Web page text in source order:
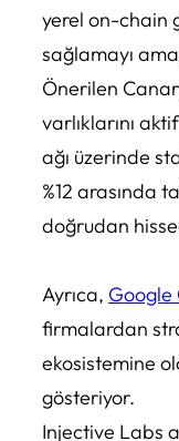
yerel on-chain
sağlamayı
Önerilen
varlıklarını
ağı üzerinde
%12 arasında
doğrudan
Ayrıca, Google
firmalardan
ekosistemine
gösteriyor.
Injective Labs